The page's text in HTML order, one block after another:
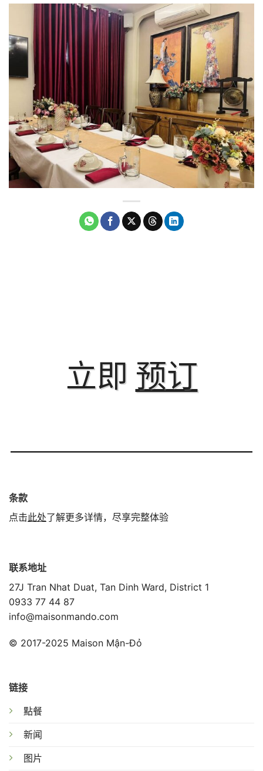
立即 预订
条款
点击此处了解更多详情，尽享完整体验
联系地址
27J Tran Nhat Duat, Tan Dinh Ward, District 1
0933 77 44 87
info@maisonmando.com
© 2017-2025 Maison Mận-Đỏ
链接
點餐
新闻
图片